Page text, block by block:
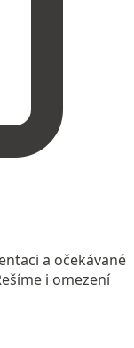
a očekávané
i omezení